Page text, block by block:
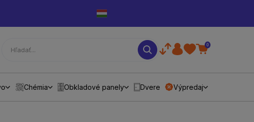
0
Chémia Obkladové panely Dvere Výpredaj